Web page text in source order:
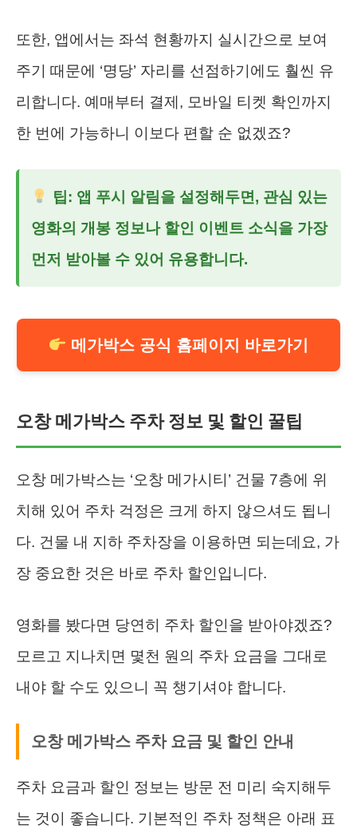
또한, 앱에서는 좌석 현황까지 실시간으로 보여
주기 때문에 ‘명당’ 자리를 선점하기에도 훨씬 유
리합니다. 예매부터 결제, 모바일 티켓 확인까지
한 번에 가능하니 이보다 편할 순 없겠죠?
팁: 앱 푸시 알림을 설정해두면, 관심 있는
영화의 개봉 정보나 할인 이벤트 소식을 가장
먼저 받아볼 수 있어 유용합니다.
메가박스 공식 홈페이지 바로가기
오창 메가박스 주차 정보 및 할인 꿀팁
오창 메가박스는 ‘오창 메가시티’ 건물 7층에 위
치해 있어 주차 걱정은 크게 하지 않으셔도 됩니
다. 건물 내 지하 주차장을 이용하면 되는데요, 가
장 중요한 것은 바로 주차 할인입니다.
영화를 봤다면 당연히 주차 할인을 받아야겠죠?
모르고 지나치면 몇천 원의 주차 요금을 그대로
내야 할 수도 있으니 꼭 챙기셔야 합니다.
오창 메가박스 주차 요금 및 할인 안내
주차 요금과 할인 정보는 방문 전 미리 숙지해두
는 것이 좋습니다. 기본적인 주차 정책은 아래 표